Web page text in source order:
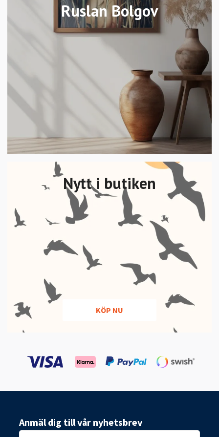
Ruslan Bolgov
Nytt i butiken
KÖP NU
Anmäl dig till vår nyhetsbrev